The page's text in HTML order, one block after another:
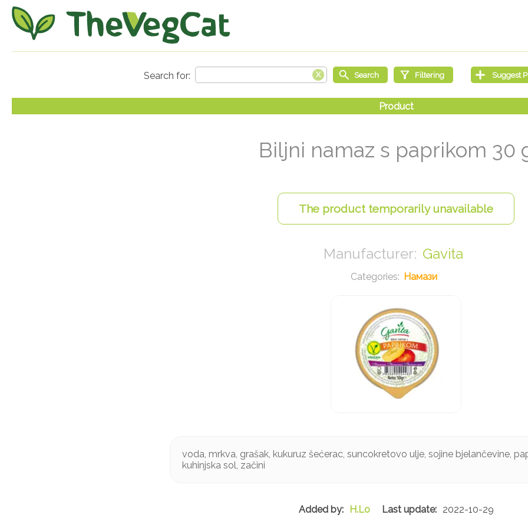
Biljni namaz s paprikom 30
Gavita
Намази
voda, mrkva, grašak, kukuruz šećerac, suncokretovo ulje, sojine bjelančevine,
kuhinjska sol, začini
H.Lo 2022-10-29